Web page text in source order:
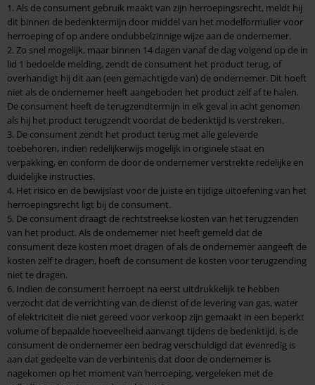
1. Als de consument gebruik maakt van zijn herroepingsrecht, meldt hij
dit binnen de bedenktermijn door middel van het modelformulier voor
herroeping of op andere ondubbelzinnige wijze aan de ondernemer.
2. Zo snel mogelijk, maar binnen 14 dagen vanaf de dag volgend op de in
lid 1 bedoelde melding, zendt de consument het product terug, of
overhandigt hij dit aan (een gemachtigde van) de ondernemer. Dit hoeft
niet als de ondernemer heeft aangeboden het product zelf af te halen.
De consument heeft de terugzendtermijn in elk geval in acht genomen
als hij het product terugzendt voordat de bedenktijd is verstreken.
3. De consument zendt het product terug met alle geleverde
toebehoren, indien redelijkerwijs mogelijk in originele staat en
verpakking, en conform de door de ondernemer verstrekte redelijke en
duidelijke instructies.
4. Het risico en de bewijslast voor de juiste en tijdige uitoefening van het
herroepingsrecht ligt bij de consument.
5. De consument draagt de rechtstreekse kosten van het terugzenden
van het product. Als de ondernemer niet heeft gemeld dat de
consument deze kosten moet dragen of als de ondernemer aangeeft de
kosten zelf te dragen, hoeft de consument de kosten voor terugzending
niet te dragen.
6. Indien de consument herroept na eerst uitdrukkelijk te hebben
verzocht dat de verrichting van de dienst of de levering van gas, water
of elektriciteit die niet gereed voor verkoop zijn gemaakt in een beperkt
volume of bepaalde hoeveelheid aanvangt tijdens de bedenktijd, is de
consument de ondernemer een bedrag verschuldigd dat evenredig is
aan dat gedeelte van de verbintenis dat door de ondernemer is
nagekomen op het moment van herroeping, vergeleken met de